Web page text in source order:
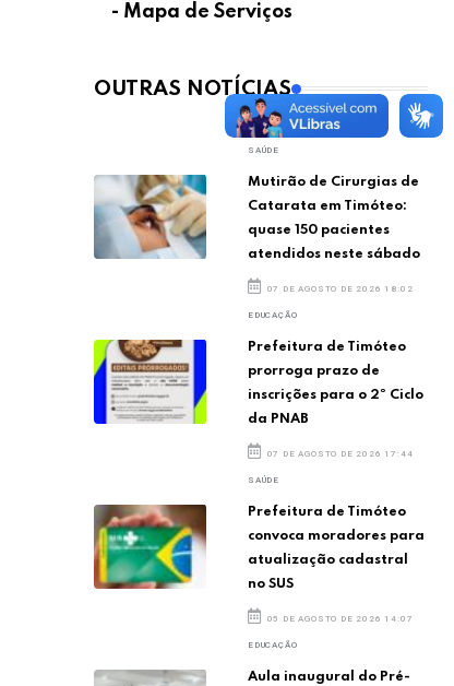
- Mapa de Serviços
OUTRAS NOTÍCIAS
SAÚDE
Mutirão de Cirurgias de
Catarata em Timóteo:
quase 150 pacientes
atendidos neste sábado
07 DE AGOSTO DE 2026 18:02
EDUCAÇÃO
Prefeitura de Timóteo
prorroga prazo de
inscrições para o 2º Ciclo
da PNAB
07 DE AGOSTO DE 2026 17:44
SAÚDE
Prefeitura de Timóteo
convoca moradores para
atualização cadastral
no SUS
05 DE AGOSTO DE 2026 14:07
EDUCAÇÃO
Aula inaugural do Pré-